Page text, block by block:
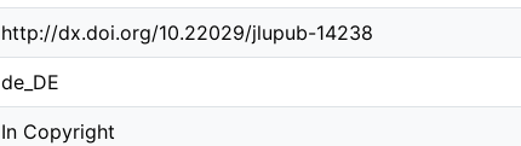
http://dx.doi.org/10.22029/jlupub-14238
de_DE
In Copyright